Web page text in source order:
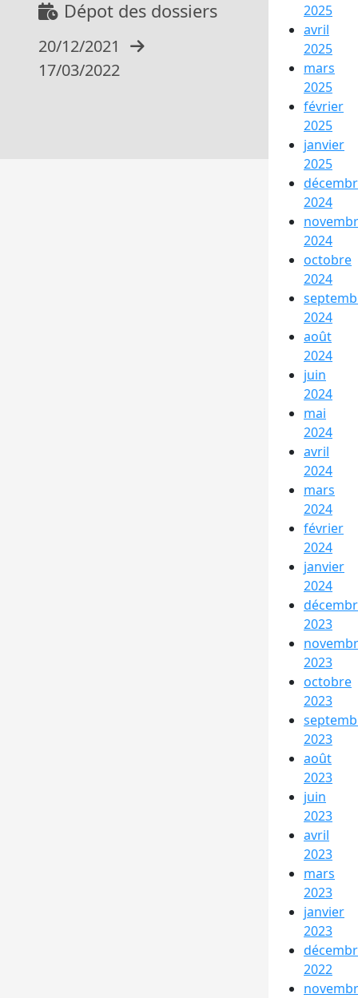
Dépot des dossiers
20/12/2021
17/03/2022
2025
avril
2025
mars
2025
février
2025
janvier
2025
2024
2024
octobre
2024
2024
août
2024
juin
2024
mai
2024
avril
2024
mars
2024
février
2024
janvier
2024
2023
2023
octobre
2023
2023
août
2023
juin
2023
avril
2023
mars
2023
janvier
2023
2022